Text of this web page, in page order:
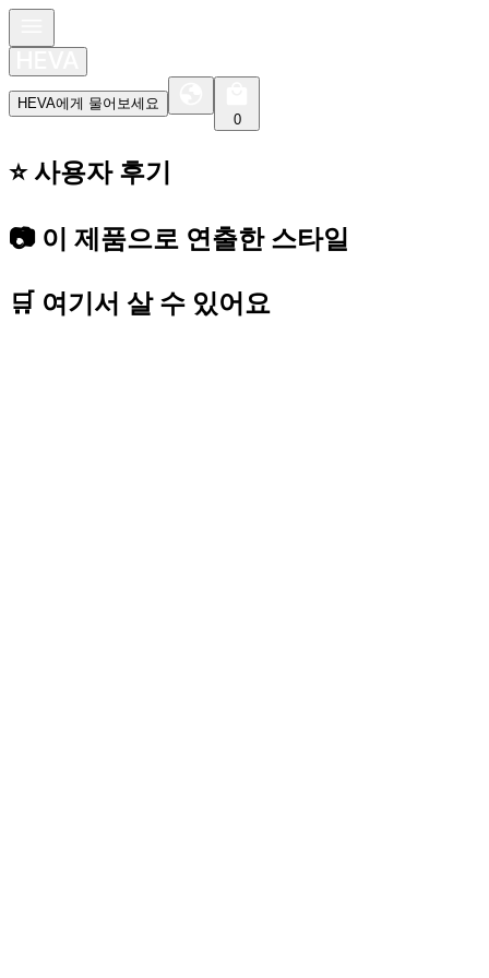
HEVA에게 물어보세요
0
⭐️ 사용자 후기
📷 이 제품으로 연출한 스타일
🛒 여기서 살 수 있어요